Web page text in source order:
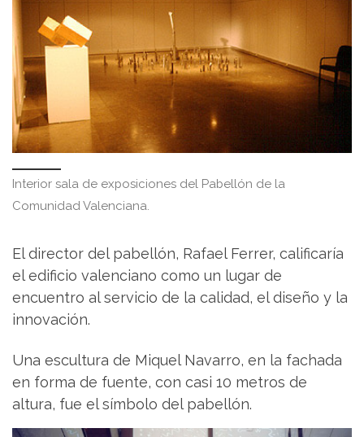
Interior sala de exposiciones del Pabellón de la
Comunidad Valenciana.
El director del pabellón, Rafael Ferrer, calificaría
el edificio valenciano como un lugar de
encuentro al servicio de la calidad, el diseño y la
innovación.
Una escultura de Miquel Navarro, en la fachada
en forma de fuente, con casi 10 metros de
altura, fue el símbolo del pabellón.